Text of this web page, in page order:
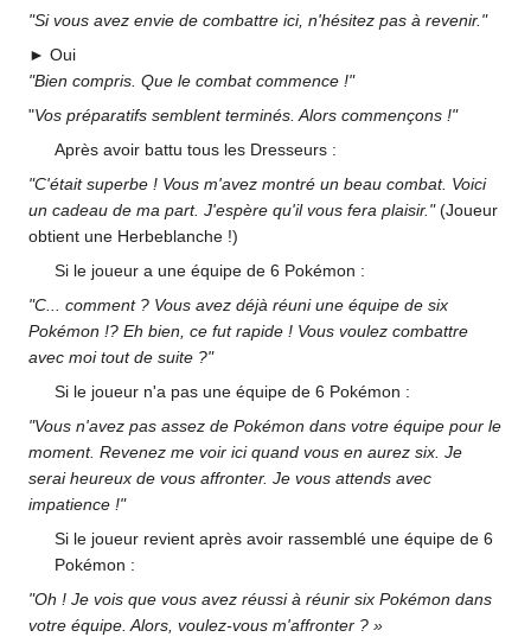
"Si vous avez envie de combattre ici, n'hésitez pas à revenir."
► Oui
"Bien compris. Que le combat commence !"
"Vos préparatifs semblent terminés. Alors commençons !"
Après avoir battu tous les Dresseurs :
"C'était superbe ! Vous m'avez montré un beau combat. Voici
un cadeau de ma part. J'espère qu'il vous fera plaisir."(Joueur
obtient une Herbeblanche !)
Si le joueur a une équipe de 6 Pokémon :
"C... comment ? Vous avez déjà réuni une équipe de six
Pokémon !? Eh bien, ce fut rapide ! Vous voulez combattre
avec moi tout de suite ?"
Si le joueur n'a pas une équipe de 6 Pokémon :
"Vous n'avez pas assez de Pokémon dans votre équipe pour le
moment. Revenez me voir ici quand vous en aurez six. Je
serai heureux de vous affronter. Je vous attends avec
impatience !"
Si le joueur revient après avoir rassemblé une équipe de 6
Pokémon :
"Oh ! Je vois que vous avez réussi à réunir six Pokémon dans
votre équipe. Alors, voulez-vous m'affronter ? »